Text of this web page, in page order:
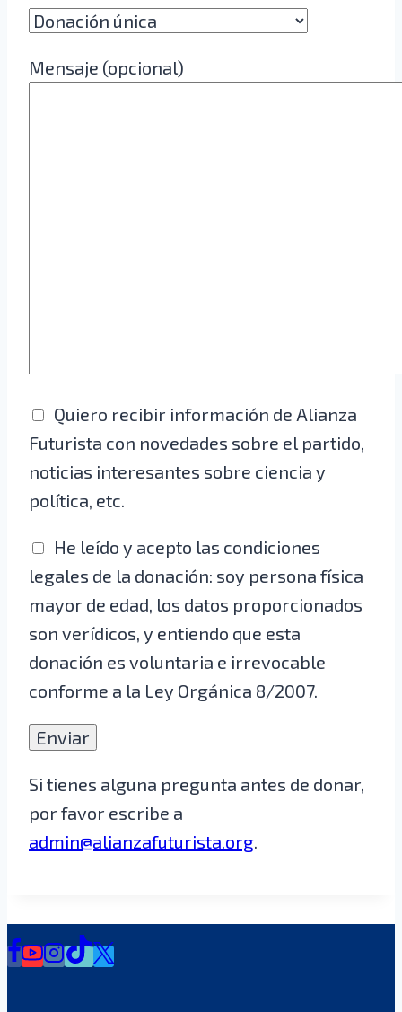
Mensaje (opcional)
Quiero recibir información de Alianza
Futurista con novedades sobre el partido,
noticias interesantes sobre ciencia y
política, etc.
He leído y acepto las condiciones
legales de la donación: soy persona física
mayor de edad, los datos proporcionados
son verídicos, y entiendo que esta
donación es voluntaria e irrevocable
conforme a la Ley Orgánica 8/2007.
Si tienes alguna pregunta antes de donar,
por favor escribe a
admin@alianzafuturista.org.